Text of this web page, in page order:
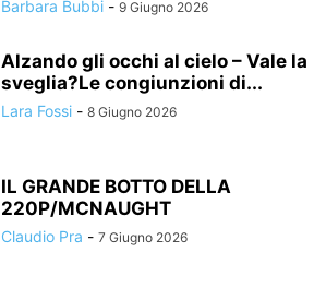
Barbara Bubbi - 9 Giugno 2026
Alzando gli occhi al cielo – Vale la
sveglia?Le congiunzioni di...
Lara Fossi - 8 Giugno 2026
IL GRANDE BOTTO DELLA
220P/MCNAUGHT
Claudio Pra - 7 Giugno 2026